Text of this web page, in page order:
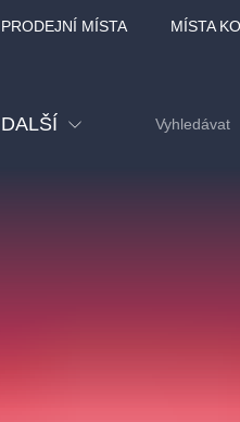
PRODEJNÍ MÍSTA MÍSTA
DALŠÍ